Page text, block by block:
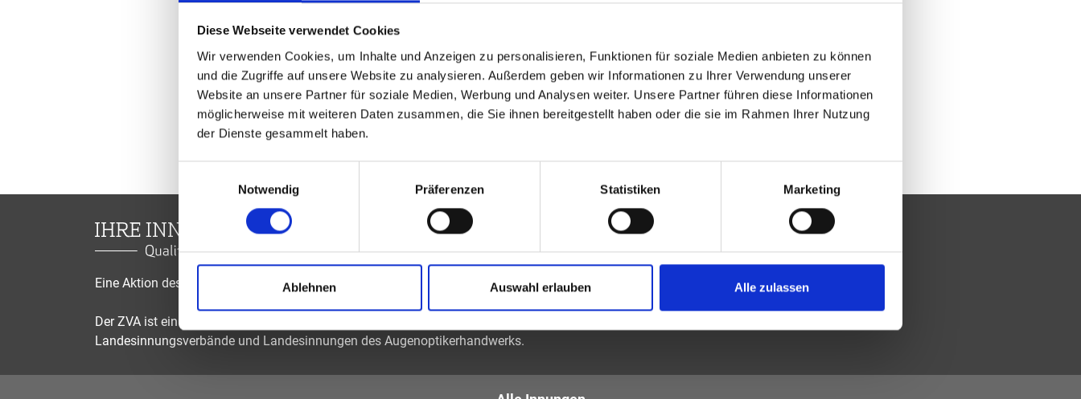
Diese Webseite verwendet Cookies
Wir verwenden Cookies, um Inhalte und Anzeigen zu personalisieren, Funktionen für soziale Medien anbieten zu können
und die Zugriffe auf unsere Website zu analysieren. Außerdem geben wir Informationen zu Ihrer Verwendung unserer
Website an unsere Partner für soziale Medien, Werbung und Analysen weiter. Unsere Partner führen diese Informationen
möglicherweise mit weiteren Daten zusammen, die Sie ihnen bereitgestellt haben oder die sie im Rahmen Ihrer Nutzung
der Dienste gesammelt haben.
Notwendig
Präferenzen Statistiken Marketing
Ablehnen Auswahl erlauben Alle zulassen
Passwort vergessen oder noch keinen Zugang?
Sie sind nicht MÜLLER WELT Kontaktlinsen Stuttgart GmbH? Zur
allgemeinen Suche.
Eine Aktion des Zentralverbandes der Augenoptiker und Optometristen (ZVA)
Der ZVA ist ein Bundesinnungsverband, seine Mitglieder sind die
Landesinnungsverbände und Landesinnungen des Augenoptikerhandwerks.